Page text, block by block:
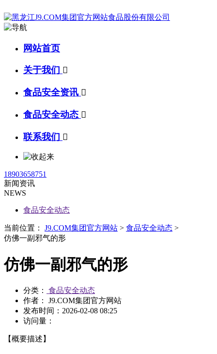
网站首页
关于我们 
食品安全资讯 
食品安全动态 
联系我们 
18903658751
新闻资讯
NEWS
食品安全动态
当前位置： J9.COM集团官方网站 > 食品安全动态 >
仿佛一副邪气的形
仿佛一副邪气的形
分类：
食品安全动态
作者： J9.COM集团官方网站
发布时间： 2026-02-08 08:25
访问量：
【概要描述】